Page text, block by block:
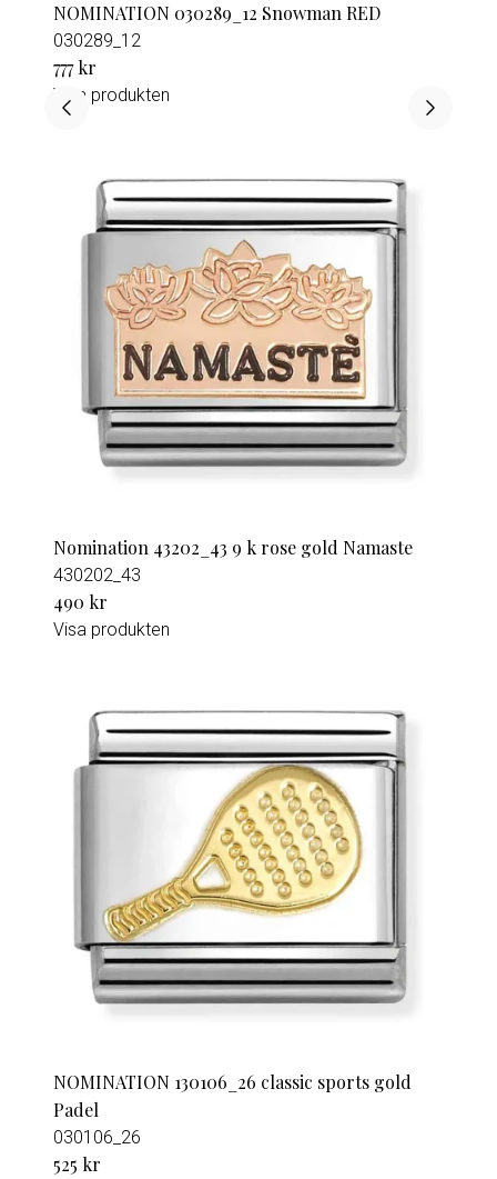
NOMINATION 030289_12 Snowman RED
030289_12
777 kr
Visa produkten
Nomination 43202_43 9 k rose gold Namaste
430202_43
490 kr
Visa produkten
NOMINATION 130106_26 classic sports gold
Padel
030106_26
525 kr